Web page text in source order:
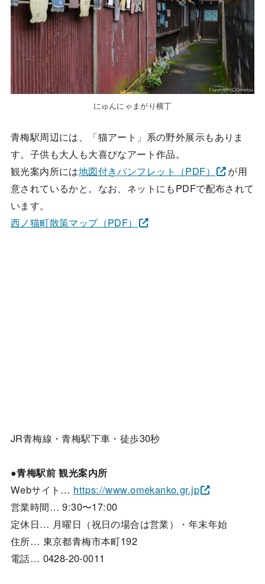
にゅんにゃまがり横丁
青梅駅周辺には、「猫アート」系の野外展示もありま
す。子供も大人も大喜びなアート作品。
観光案内所には地図付きパンフレット（PDF）
が用
意されているかと。なお、ネットにもPDFで配布されて
います。
西ノ猫町散策マップ（PDF）
JR青梅線・青梅駅下車・徒歩30秒
●青梅駅前 観光案内所
Webサイト… https://www.omekanko.gr.jp
営業時間… 9:30〜17:00
定休日… 月曜日（祝日の場合は営業）・年末年始
住所… 東京都青梅市本町192
電話… 0428-20-0011